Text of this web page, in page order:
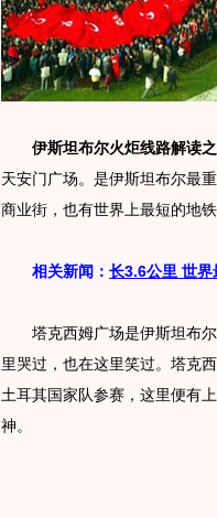
伊斯坦布尔火炬线路解读
天安门广场。是伊斯坦布尔最
商业街，也有世界上最短的地铁
相关新闻： 长3.6公里 世
塔克西姆广场是伊斯坦布尔
里哭过，也在这里笑过。塔克
土耳其国家队参赛，这里便有
神。